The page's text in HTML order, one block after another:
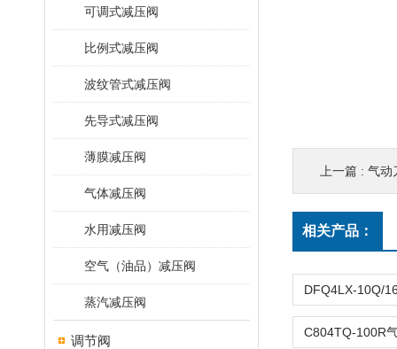
可调式减压阀
比例式减压阀
波纹管式减压阀
先导式减压阀
薄膜减压阀
气体减压阀
水用减压阀
空气（油品）减压阀
蒸汽减压阀
调节阀
上一篇 : 气动
相关产品：